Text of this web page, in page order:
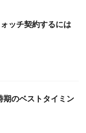
ッチ契約するには
のベストタイミン